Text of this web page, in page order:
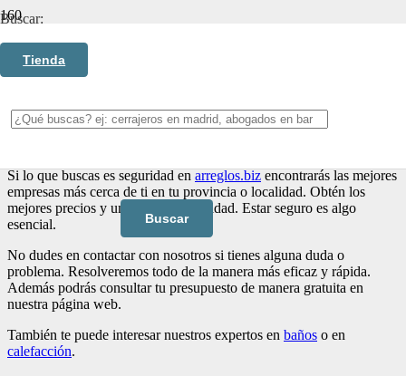
Tienda
Buscar:
Seguridad
el hogar y en todos los demás ámbitos. Enarreglos.biznos
preocupamos por la seguridad de nuestros clientes. Por eso
Si lo que buscas es seguridad en arreglos.biz encontrarás las mejores
empresas más cerca de ti en tu provincia o localidad. Obtén los
mejores precios y un servicio de calidad. Estar seguro es algo
esencial.
No dudes en contactar con nosotros si tienes alguna duda o
problema. Resolveremos todo de la manera más eficaz y rápida.
Además podrás consultar tu presupuesto de manera gratuita en
nuestra página web.
También te puede interesar nuestros expertos en baños o en
calefacción.